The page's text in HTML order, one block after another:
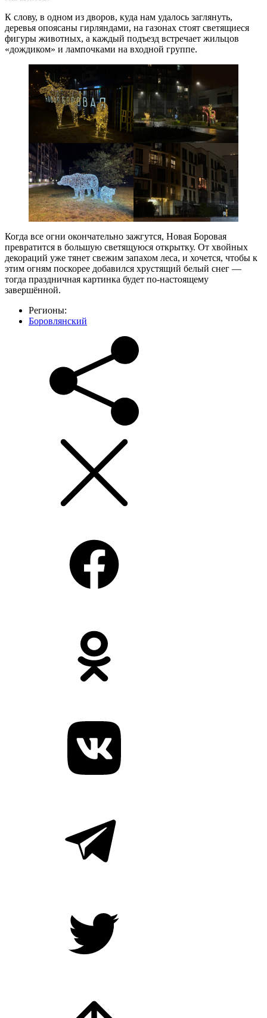
К слову, в одном из дворов, куда нам удалось заглянуть,
деревья опоясаны гирляндами, на газонах стоят светящиеся
фигуры животных, а каждый подъезд встречает жильцов
«дождиком» и лампочками на входной группе.
Когда все огни окончательно зажгутся, Новая Боровая
превратится в большую светящуюся открытку. От хвойных
декораций уже тянет свежим запахом леса, и хочется, чтобы к
этим огням поскорее добавился хрустящий белый снег —
тогда праздничная картинка будет по‑настоящему
завершённой.
Регионы:
Боровлянский